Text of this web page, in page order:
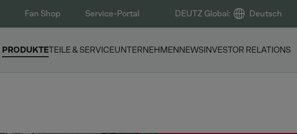
Fan Shop Service-Portal DEUTZ Global: Deutsch
PRODUKTETEILE & SERVICEUNTERNEHMENNEWSINVESTOR RELATIONS